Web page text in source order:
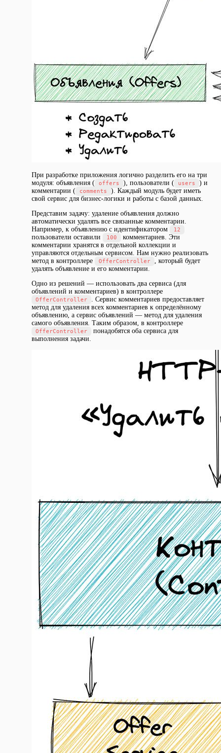
При разработке приложения логично разделить его на три
модуля: объявления (
offers ), пользователи ( users
) и
комментарии (
comments
). Каждый модуль будет иметь
свой сервис для бизнес-логики и работы с базой данных.
Представим задачу: удаление объявления должно
автоматически удалять все связанные комментарии.
Например, к объявлению с идентификатором
12
пользователи оставили 100
комментариев. Эти
комментарии хранятся в отдельной коллекции и
управляются отдельным сервисом. Нам нужно реализовать
метод в контроллере
OfferController
, который будет
удалять объявление и его комментарии.
Одно из решений — использовать два сервиса (для
объявлений и комментариев) в контроллере
OfferController
. Сервис комментариев предоставляет
метод для удаления всех комментариев к определённому
объявлению, а сервис объявлений — метод для удаления
самого объявления. Таким образом, в контроллере
OfferController
понадобятся оба сервиса для
выполнения задачи.